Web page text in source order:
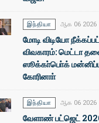
இந்தியா ஆக 06 2026
மோடி விடியோ
விவகாரம்: மெட்டா
ஸூக்கா்பொ்க்
கோரினாா்
இந்தியா ஆக 06 2026
வேளாண் பட்ஜெட்